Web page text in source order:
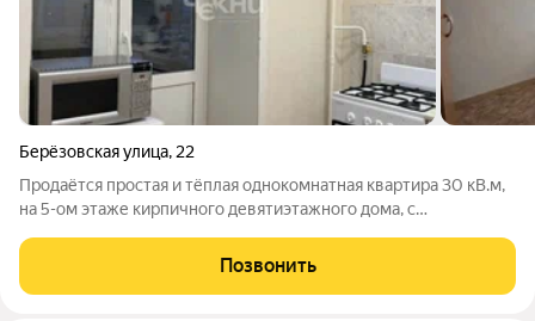
Берёзовская улица, 22
Продаётся простая и тёплая однокомнатная квартира 30 кВ.м,
на 5-ом этаже кирпичного девятиэтажного дома, с
утеплённая, зимой реально тепло. Сделан аккуратный
косметический ремонт, окна пластиковые,
Позвонить